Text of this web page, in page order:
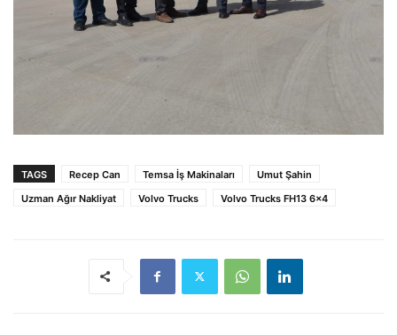
TAGS Recep Can Temsa İş Makinaları
Umut Şahin
Uzman Ağır Nakliyat
Volvo Trucks Volvo Trucks FH13 6x4